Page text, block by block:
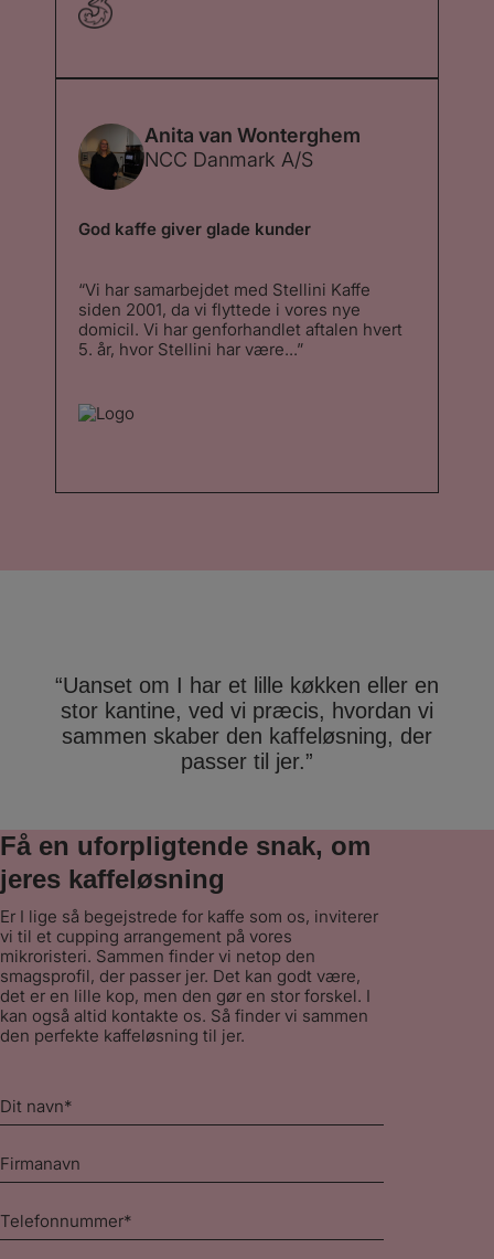
samarbejdspartnere til bl.a. kaffemaskiner
og bønner. Med Stellini’s profil som
kunder en regulær opgradering af
kaffeoplevelsen – og det må man sige, de
har fået. ”
Anita van Wonterghem
NCC Danmark A/S
God kaffe giver glade kunder
“Vi har samarbejdet med Stellini Kaffe
siden 2001, da vi flyttede i vores nye
domicil. Vi har genforhandlet aftalen hvert
5. år, hvor Stellini har være...”
domicil. Vi har genforhandlet aftalen hvert
5. år, hvor Stellini har været i konkurrence
betyder meget for os. Stellini har desuden
undervejs til nyere udgaver. I tillæg til
“Uanset om I har et lille køkken eller en
stor kantine, ved vi præcis, hvordan vi
sammen skaber den kaffeløsning, der
passer til jer.”
Få en uforpligtende snak, om
jeres kaffeløsning
Er I lige så begejstrede for kaffe som os, inviterer
vi til et cupping arrangement på vores
mikroristeri. Sammen finder vi netop den
smagsprofil, der passer jer. Det kan godt være,
det er en lille kop, men den gør en stor forskel. I
kan også altid kontakte os. Så finder vi sammen
den perfekte kaffeløsning til jer.
Dit
navn
Firmanavn
Telefonnummer
*